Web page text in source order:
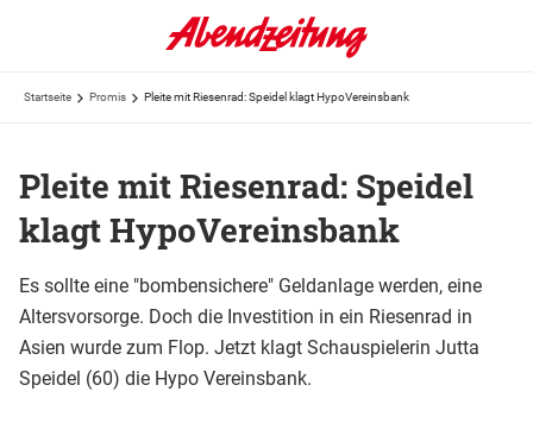
Startseite Promis Pleite mit Riesenrad: Speidel klagt HypoVereinsbank
Pleite mit Riesenrad: Speidel
klagt HypoVereinsbank
Es sollte eine "bombensichere" Geldanlage werden, eine
Altersvorsorge. Doch die Investition in ein Riesenrad in
Asien wurde zum Flop. Jetzt klagt Schauspielerin Jutta
Speidel (60) die Hypo Vereinsbank.